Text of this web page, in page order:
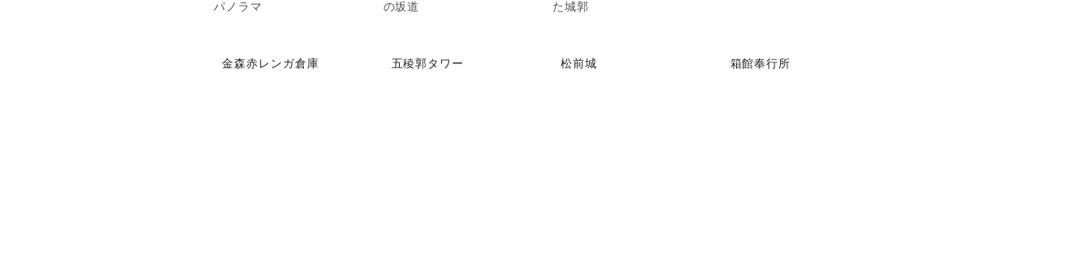
パノラマ
の坂道
た城郭
金森赤レンガ倉庫 五稜郭タワー 松前城 箱館奉行所